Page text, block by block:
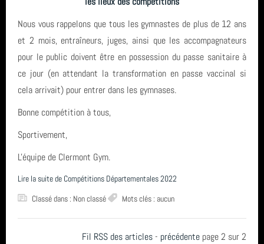
année 2020 (14)
année 2019 (3)
année 2018 (5)
Nous vous rappelons que tous les gymnastes de plus de 12 ans
et 2 mois, entraîneurs, juges, ainsi que les accompagnateurs
pour le public doivent être en possession du passe sanitaire à
ce jour (en attendant la transformation en passe vaccinal si
cela arrivait) pour entrer dans les gymnases.
Bonne compétition à tous,
Sportivement,
L'équipe de Clermont Gym.
Lire la suite de Compétitions Départementales 2022
Classé dans : Non classé
Mots clés : aucun
Fil RSS des articles- précédente page 2 sur 2